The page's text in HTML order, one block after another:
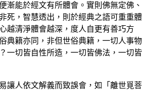
漸能於經文有所體會。實則佛無定佛、
死，智慧透出，則於經典之語可重重體
越清淨體會越深，度人自更有善巧方
典籍亦同，非但世俗典籍，一切人事物
一切皆自性所造，一切皆佛法，一切皆
讓人依文解義而致誤會，如「離世覓菩